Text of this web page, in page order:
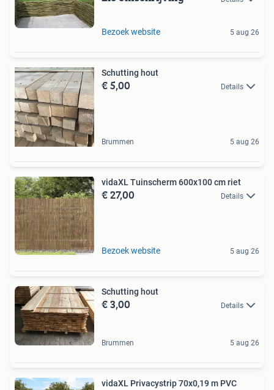
Bezoek website 5 aug 26
Schutting hout
€ 5,00 Details
Brummen 5 aug 26
vidaXL Tuinscherm 600x100 cm riet
€ 27,00 Details
Bezoek website 5 aug 26
Schutting hout
€ 3,00 Details
Brummen 5 aug 26
vidaXL Privacystrip 70x0,19 m PVC